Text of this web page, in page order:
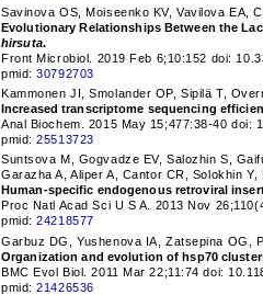
Savinova OS, Moiseenko KV, Vavilova EA,
Evolutionary Relationships Between the
hirsuta.
Front Microbiol. 2019 Feb 6;10:152 doi:
pmid:30792703
Kammonen JI, Smolander OP, Sipilä T,
Increased transcriptome sequencing
Anal Biochem. 2015 May 15;477:38-40 doi:
pmid:25513723
Suntsova M, Gogvadze EV, Salozhin S,
Garazha A, Aliper A, Cantor CR, Solokhin
Human-specific endogenous retroviral
Proc Natl Acad Sci U S A. 2013 Nov
pmid:24218577
Garbuz DG, Yushenova IA, Zatsepina OG,
Organization and evolution of hsp70
BMC Evol Biol. 2011 Mar 22;11:74 doi:
pmid:21426536
НЕ
информационный
офертой, определяемой
Окончательная цена